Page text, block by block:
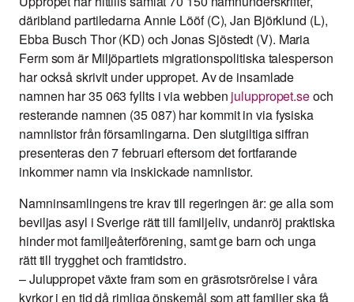
däribland partiledarna Annie Lööf (C), Jan Björklund (L),
Ebba Busch Thor (KD) och Jonas Sjöstedt (V). Maria
Ferm som är Miljöpartiets migrationspolitiska talesperson
har också skrivit under uppropet. Av de insamlade
namnen har 35 063 fyllts i via webben juluppropet.seoch
resterande namnen (35 087) har kommit in via fysiska
namnlistor från församlingarna. Den slutgiltiga siffran
presenteras den 7 februari eftersom det fortfarande
inkommer namn via inskickade namnlistor.
Namninsamlingens tre krav till regeringen är: ge alla som
beviljas asyl i Sverige rätt till familjeliv, undanröj praktiska
hinder mot familjeåterförening, samt ge barn och unga
rätt till trygghet och framtidstro.
– Juluppropet växte fram som en gräsrotsrörelse i våra
kyrkor i en tid då rimliga önskemål som att familjer ska få